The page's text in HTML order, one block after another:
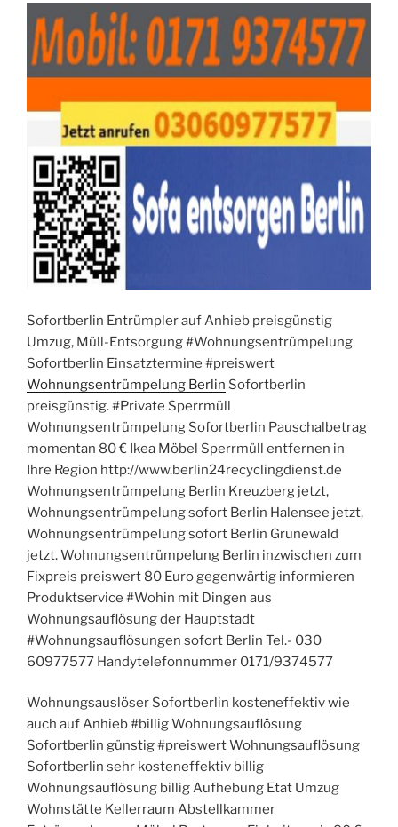
Sofortberlin Entrümpler auf Anhieb preisgünstig
Umzug, Müll-Entsorgung #Wohnungsentrümpelung
Sofortberlin Einsatztermine #preiswert
Wohnungsentrümpelung Berlin Sofortberlin
preisgünstig. #Private Sperrmüll
Wohnungsentrümpelung Sofortberlin Pauschalbetrag
momentan 80 € Ikea Möbel Sperrmüll entfernen in
Ihre Region http://www.berlin24recyclingdienst.de
Wohnungsentrümpelung Berlin Kreuzberg jetzt,
Wohnungsentrümpelung sofort Berlin Halensee jetzt,
Wohnungsentrümpelung sofort Berlin Grunewald
jetzt. Wohnungsentrümpelung Berlin inzwischen zum
Fixpreis preiswert 80 Euro gegenwärtig informieren
Produktservice #Wohin mit Dingen aus
Wohnungsauflösung der Hauptstadt
#Wohnungsauflösungen sofort Berlin Tel.- 030
60977577 Handytelefonnummer 0171/9374577
Wohnungsauslöser Sofortberlin kosteneffektiv wie
auch auf Anhieb #billig Wohnungsauflösung
Sofortberlin günstig #preiswert Wohnungsauflösung
Sofortberlin sehr kosteneffektiv billig
Wohnungsauflösung billig Aufhebung Etat Umzug
Wohnstätte Kellerraum Abstellkammer